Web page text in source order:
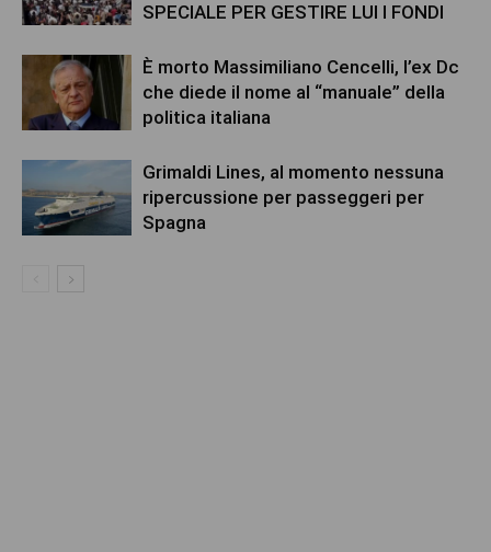
SPECIALE PER GESTIRE LUI I FONDI
È morto Massimiliano Cencelli, l’ex Dc
che diede il nome al “manuale” della
politica italiana
Grimaldi Lines, al momento nessuna
ripercussione per passeggeri per
Spagna